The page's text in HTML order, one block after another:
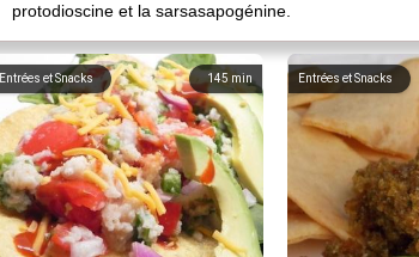
protodioscine et la sarsasapogénine.
145 min
Entrées et Snacks Entrées et Snacks